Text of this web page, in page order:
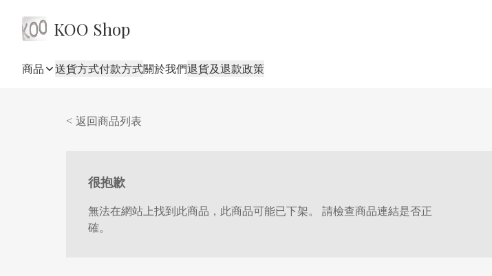
KOO Shop
商品 送貨方式付款方式關於我們退貨及退款政策
< 返回商品列表
很抱歉
無法在網站上找到此商品，此商品可能已下架。 請檢查商品連結是否正
確。